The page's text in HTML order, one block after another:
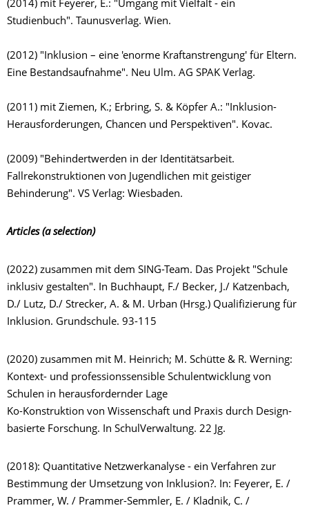
(2014) mit Feyerer, E.: "Umgang mit Vielfalt - ein
Studienbuch". Taunusverlag. Wien.
(2012) "Inklusion – eine 'enorme Kraftanstrengung' für Eltern.
Eine Bestandsaufnahme". Neu Ulm. AG SPAK Verlag.
(2011) mit Ziemen, K.; Erbring, S. & Köpfer A.: "Inklusion-
Herausforderungen, Chancen und Perspektiven". Kovac.
(2009) "Behindertwerden in der Identitätsarbeit.
Fallrekonstruktionen von Jugendlichen mit geistiger
Behinderung". VS Verlag: Wiesbaden.
Articles (a selection)
(2022) zusammen mit dem SING-Team. Das Projekt "Schule
inklusiv gestalten". In Buchhaupt, F./ Becker, J./ Katzenbach,
D./ Lutz, D./ Strecker, A. & M. Urban (Hrsg.) Qualifizierung für
Inklusion. Grundschule. 93-115
(2020) zusammen mit M. Heinrich; M. Schütte & R. Werning:
Kontext- und professionssensible Schulentwicklung von
Schulen in herausfordernder Lage
Ko-Konstruktion von Wissenschaft und Praxis durch Design-
basierte Forschung. In SchulVerwaltung. 22 Jg.
(2018): Quantitative Netzwerkanalyse - ein Verfahren zur
Bestimmung der Umsetzung von Inklusion?. In: Feyerer, E. /
Prammer, W. / Prammer-Semmler, E. / Kladnik, C. /